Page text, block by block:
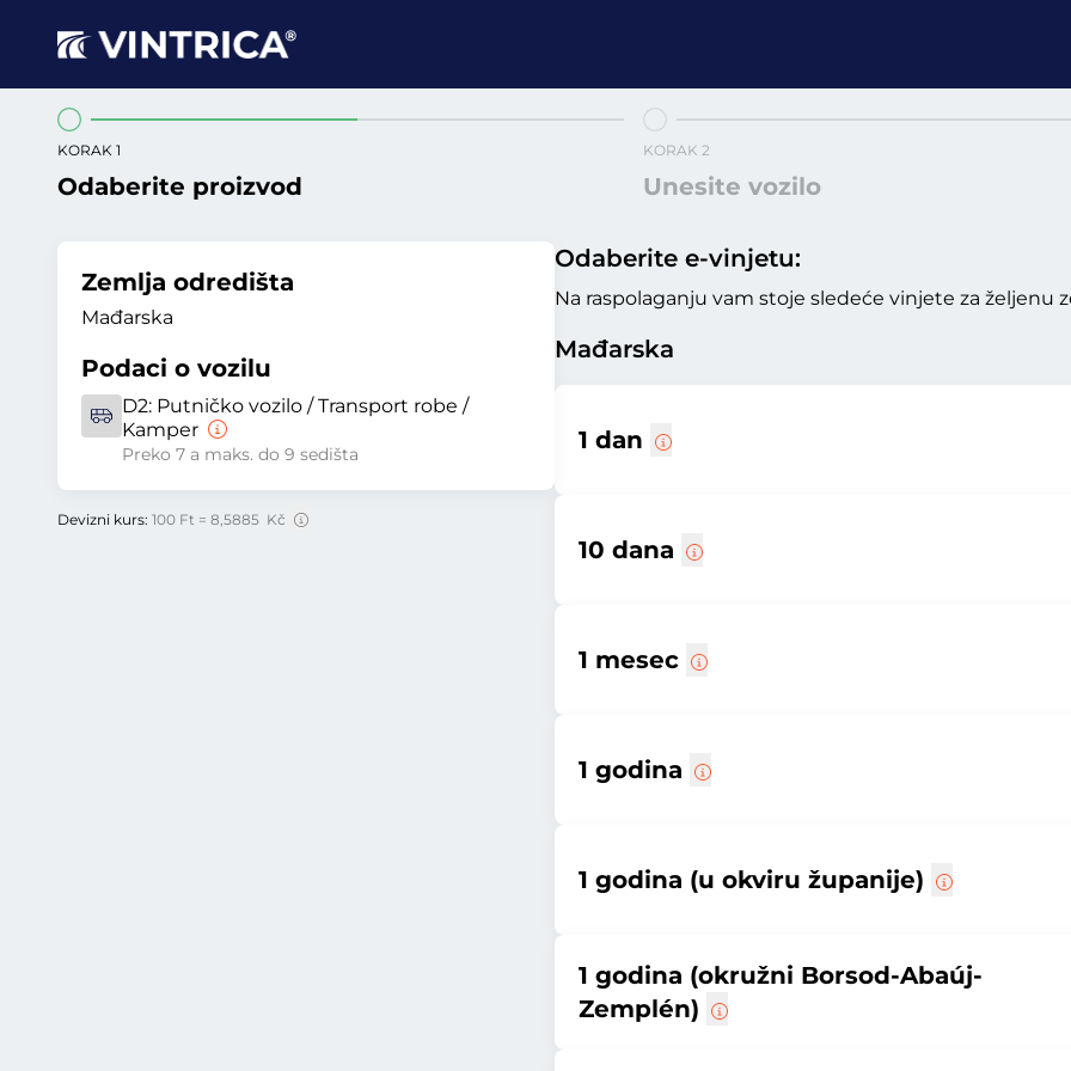
KORAK 1
Odaberite proizvod
KORAK 2
Unesite vozilo
Zemlja odredišta
Mađarska
Podaci o vozilu
D2: Putničko vozilo / Transport robe /
Kamper
Preko 7 a maks. do 9 sedišta
Devizni kurs: 100 Ft = 8,5885 Kč
Odaberite e-vinjetu:
Na raspolaganju vam stoje sledeće vinjete za željenu
Mađarska
1 dan
10 dana
1 mesec
1 godina
1 godina (u okviru županije)
1 godina (okružni Borsod-Abaúj-
Zemplén)